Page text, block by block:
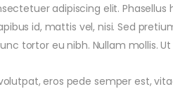
adipiscing elit.
id, mattis vel, nisi. Sed
tortor eu nibh. Nullam mollis.
eros pede semper est,